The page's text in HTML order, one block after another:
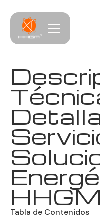
HHGM
Tabla de Contenidos